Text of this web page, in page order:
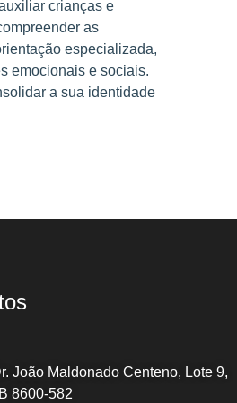
crianças e
as
especializada,
emocionais e sociais.
a sua identidade
João Maldonado Centeno, Lote 9,
8600-582